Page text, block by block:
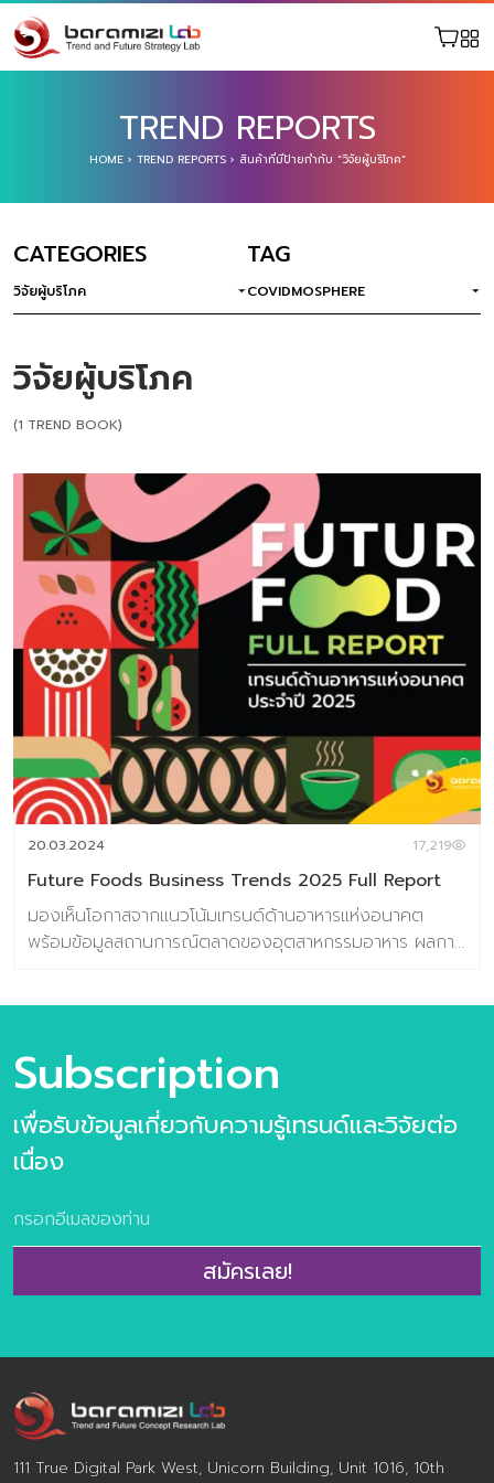
TREND REPORTS
HOME› TREND REPORTS› สินค้าที่มีป้ายกำกับ “วิจัยผู้บริโภค”
CATEGORIES
วิจัยผู้บริโภค
TAG
COVIDMOSPHERE
วิจัยผู้บริโภค
(1 TREND BOOK)
20.03.2024 17,219
Future Foods Business Trends 2025 Full Report
มองเห็นโอกาสจากแนวโน้มเทรนด์ด้านอาหารแห่งอนาคต
พร้อมข้อมูลสถานการณ์ตลาดของอุตสาหกรรมอาหาร ผลการ
รนด์ความต้องการของผู้บริโภคยุคใหม่ 10 แนวโน้มธุรกิจ
อาหารแห่งอนาคต และ 31 เทรนด์ย่อยประกอบไปด้วย >10
แนวโน้มธุรกิจอาหารแห่งอนาคต ประกอบไปด้วย
Personalized Nutrition Well-Mental Eating Fermented
taste of time Extraordinary Meal Through The Root
Protein FoodTech Edible Beauty >ข้อมูลตัวอย่างกรณี
ศึกษากว่า 100 ตัวอย่าง >ผลการวิจัยผู้บริโภคชาวไทย 800
ตัวอย่าง เกี่ยวกับการตอบรับเทรนด์อนาคตอาหาร จำนวน
160 หน้า พิเศษ ราคา 2,900 จากปกติ 3,500 บาท พิเศษ
และคอนเซ็ปต์แห่งอนาคต บารามีซี่แล็บ โดยลูกค้าสามารถร่วม
กันออกแบบเนื้อหาเทรนด์ด้านอาหารแห่งอนาคตที่ตรงประเด็น
และสอดคล้องกับ […]
Subscription
เพื่อรับข้อมูลเกี่ยวกับความรู้เทรนด์และวิจัยต่อ
เนื่อง
สมัครเลย!
111 True Digital Park West, Unicorn Building, Unit 1016, 10th